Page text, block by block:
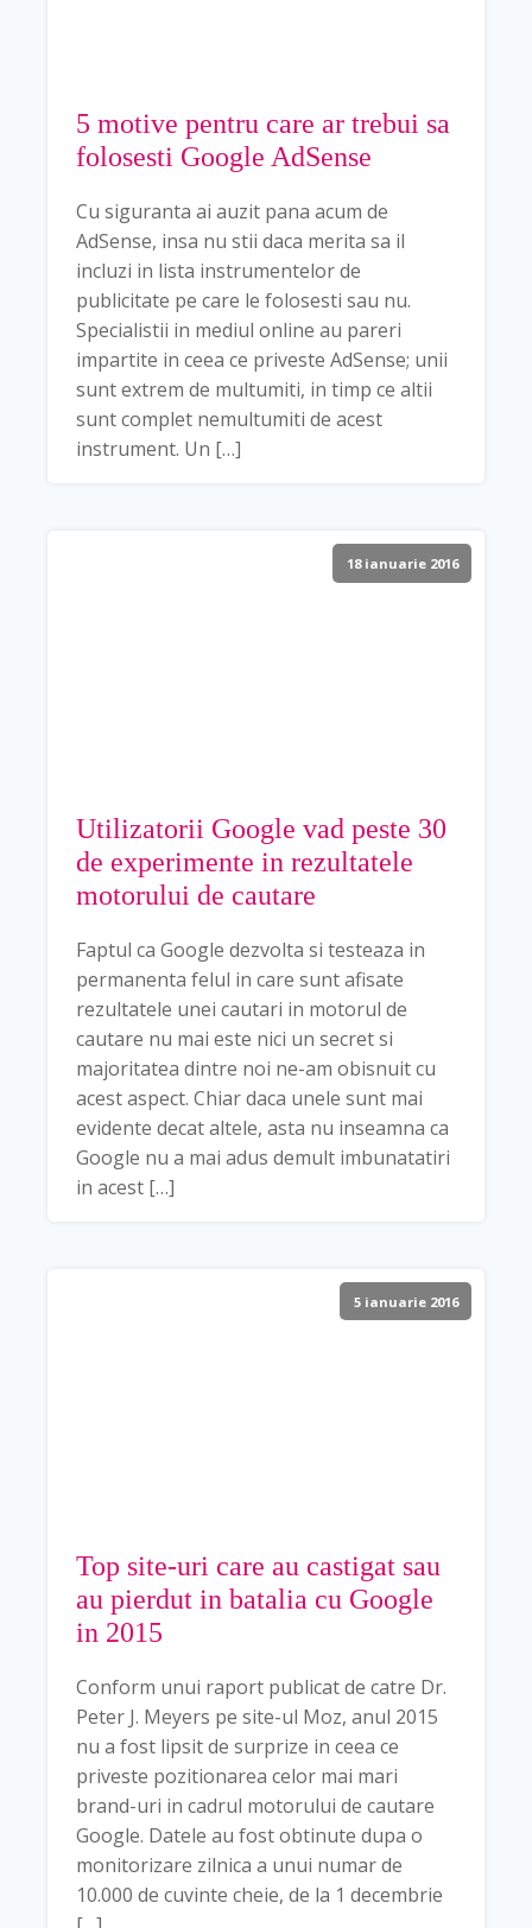
5 motive pentru care ar trebui sa
folosesti Google AdSense
Cu siguranta ai auzit pana acum de
AdSense, insa nu stii daca merita sa il
incluzi in lista instrumentelor de
publicitate pe care le folosesti sau nu.
Specialistii in mediul online au pareri
impartite in ceea ce priveste AdSense; unii
sunt extrem de multumiti, in timp ce altii
sunt complet nemultumiti de acest
instrument. Un […]
18 ianuarie 2016
Utilizatorii Google vad peste 30
de experimente in rezultatele
motorului de cautare
Faptul ca Google dezvolta si testeaza in
permanenta felul in care sunt afisate
rezultatele unei cautari in motorul de
cautare nu mai este nici un secret si
majoritatea dintre noi ne-am obisnuit cu
acest aspect. Chiar daca unele sunt mai
evidente decat altele, asta nu inseamna ca
Google nu a mai adus demult imbunatatiri
in acest […]
5 ianuarie 2016
Top site-uri care au castigat sau
au pierdut in batalia cu Google
in 2015
Conform unui raport publicat de catre Dr.
Peter J. Meyers pe site-ul Moz, anul 2015
nu a fost lipsit de surprize in ceea ce
priveste pozitionarea celor mai mari
brand-uri in cadrul motorului de cautare
Google. Datele au fost obtinute dupa o
monitorizare zilnica a unui numar de
10.000 de cuvinte cheie, de la 1 decembrie